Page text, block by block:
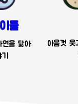
들
연을 닮아
아음껏